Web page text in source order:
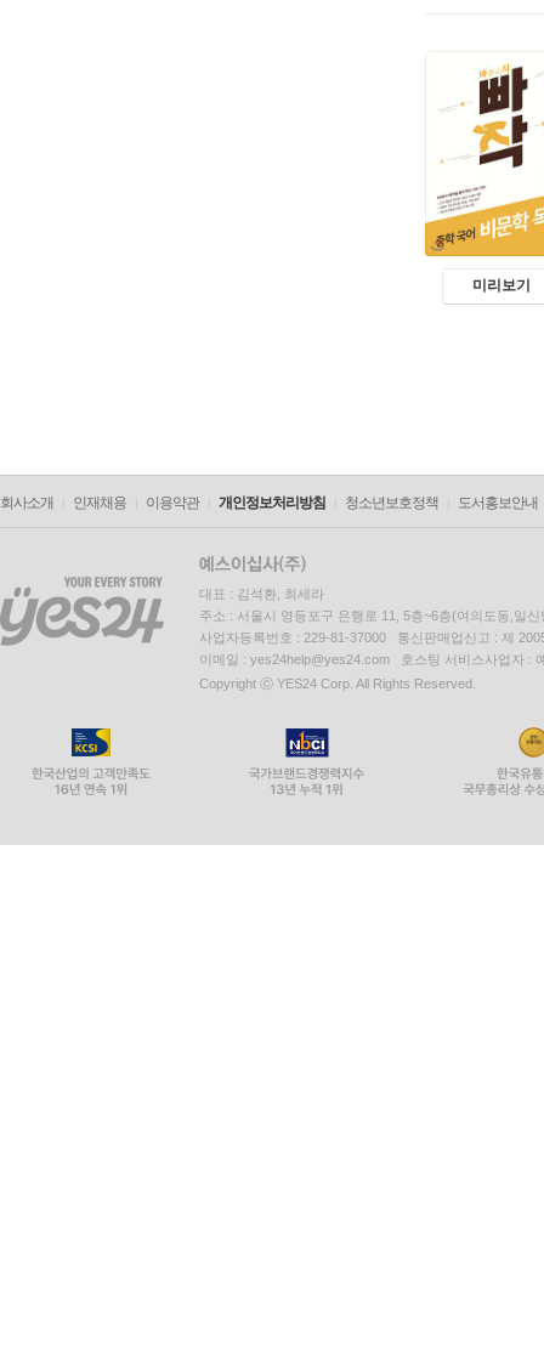
미리보기
회사소개 인재채용 이용약관 개인정보처리방침 청소년보호정책 도서홍보안내
대표 : 김석환, 최세라
주소 : 서울시 영등포구 은행로 11, 5층~6층(여의도동,일신
사업자등록번호 : 229-81-37000 통신판매업신고 : 제
이메일 : yes24help@yes24.com 호스팅 서비스사업자 :
Copyright ⓒ YES24 Corp. All Rights Reserved.